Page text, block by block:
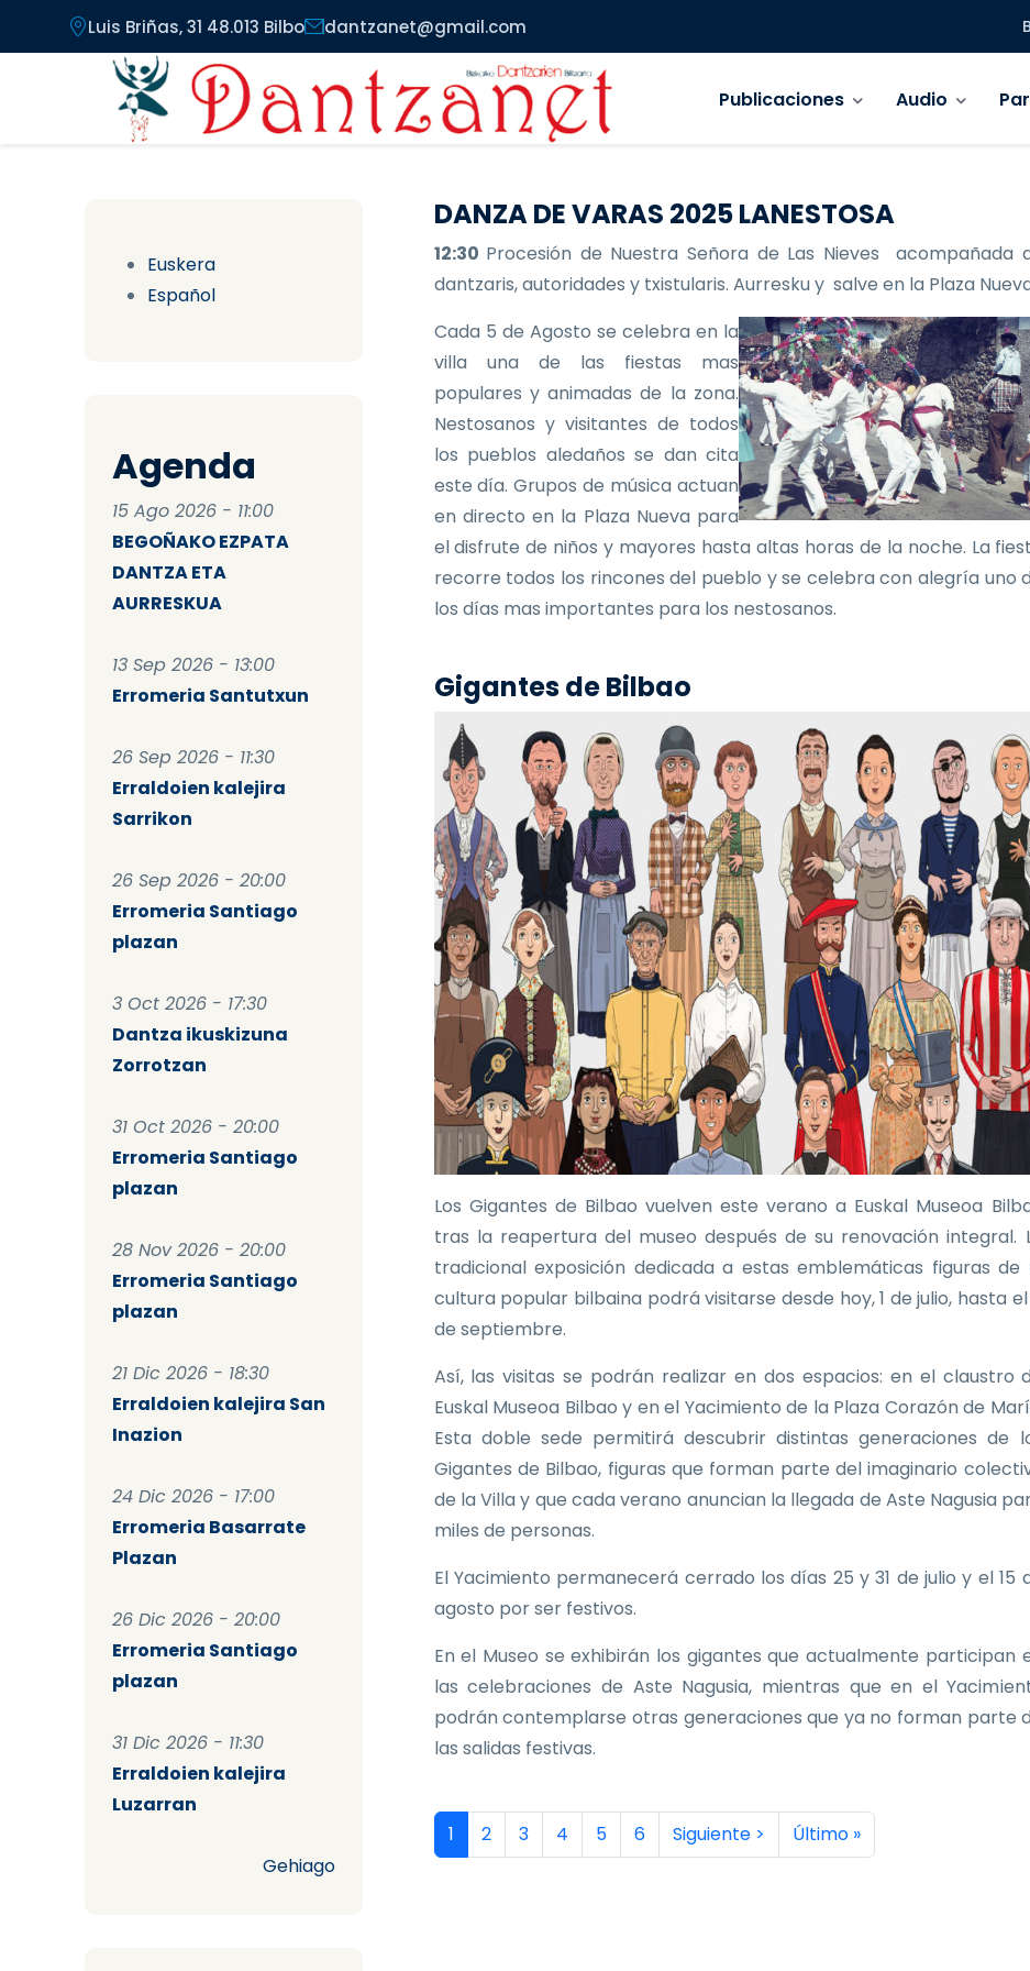
Pasar al contenido principal
Luis Briñas, 31 48.013 Bilbo dantzanet@gmail.com
Publicaciones Audio
Euskera
Español
Agenda
15 Ago 2026 - 11:00
BEGOÑAKO EZPATA
DANTZA ETA
AURRESKUA
13 Sep 2026 - 13:00
Erromeria Santutxun
26 Sep 2026 - 11:30
Erraldoien kalejira
Sarrikon
26 Sep 2026 - 20:00
Erromeria Santiago
plazan
3 Oct 2026 - 17:30
Dantza ikuskizuna
Zorrotzan
31 Oct 2026 - 20:00
Erromeria Santiago
plazan
28 Nov 2026 - 20:00
Erromeria Santiago
plazan
21 Dic 2026 - 18:30
Erraldoien kalejira San
Inazion
24 Dic 2026 - 17:00
Erromeria Basarrate
Plazan
26 Dic 2026 - 20:00
Erromeria Santiago
plazan
31 Dic 2026 - 11:30
Erraldoien kalejira
Luzarran
Gehiago
DANZA DE VARAS 2025 LANESTOSA
12:30 Procesión de Nuestra Señora de Las Nieves acompañada
dantzaris, autoridades y txistularis. Aurresku y salve en la Plaza
Cada 5 de Agosto se celebra en la
villa una de las fiestas mas
populares y animadas de la zona.
Nestosanos y visitantes de todos
los pueblos aledaños se dan cita
este día. Grupos de música actuan
en directo en la Plaza Nueva para
el disfrute de niños y mayores hasta altas horas de la noche. La
recorre todos los rincones del pueblo y se celebra con alegría uno
los días mas importantes para los nestosanos.
Gigantes de Bilbao
Los Gigantes de Bilbao vuelven este verano a Euskal Museoa
tras la reapertura del museo después de su renovación integral.
tradicional exposición dedicada a estas emblemáticas figuras de
cultura popular bilbaina podrá visitarse desde hoy, 1 de julio, hasta
de septiembre.
Así, las visitas se podrán realizar en dos espacios: en el claustro
Euskal Museoa Bilbao y en el Yacimiento de la Plaza Corazón de
Esta doble sede permitirá descubrir distintas generaciones de
Gigantes de Bilbao, figuras que forman parte del imaginario
de la Villa y que cada verano anuncian la llegada de Aste Nagusia
miles de personas.
El Yacimiento permanecerá cerrado los días 25 y 31 de julio y el 15
agosto por ser festivos.
En el Museo se exhibirán los gigantes que actualmente participan
las celebraciones de Aste Nagusia, mientras que en el
podrán contemplarse otras generaciones que ya no forman parte
las salidas festivas.
Paginación
Página actual
1 Página
2 Página
3 Página
4 Página
5 Página
6 Siguiente página
Siguiente > Última página
Último »